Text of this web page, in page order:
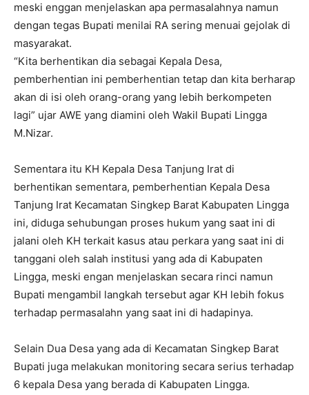
meski enggan menjelaskan apa permasalahnya namun
dengan tegas Bupati menilai RA sering menuai gejolak di
masyarakat.
“Kita berhentikan dia sebagai Kepala Desa,
pemberhentian ini pemberhentian tetap dan kita berharap
akan di isi oleh orang-orang yang lebih berkompeten
lagi” ujar AWE yang diamini oleh Wakil Bupati Lingga
M.Nizar.
Sementara itu KH Kepala Desa Tanjung Irat di
berhentikan sementara, pemberhentian Kepala Desa
Tanjung Irat Kecamatan Singkep Barat Kabupaten Lingga
ini, diduga sehubungan proses hukum yang saat ini di
jalani oleh KH terkait kasus atau perkara yang saat ini di
tanggani oleh salah institusi yang ada di Kabupaten
Lingga, meski engan menjelaskan secara rinci namun
Bupati mengambil langkah tersebut agar KH lebih fokus
terhadap permasalahn yang saat ini di hadapinya.
Selain Dua Desa yang ada di Kecamatan Singkep Barat
Bupati juga melakukan monitoring secara serius terhadap
6 kepala Desa yang berada di Kabupaten Lingga.